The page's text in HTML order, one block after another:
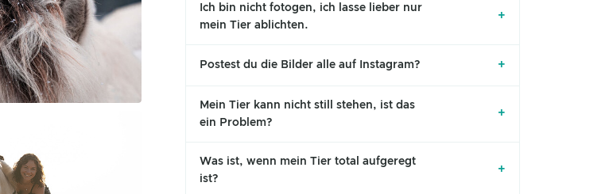
Ich bin nicht fotogen, ich lasse lieber nur
mein Tier ablichten.
+
Postest du die Bilder alle auf Instagram? +
Mein Tier kann nicht still stehen, ist das
ein Problem?
+
Was ist, wenn mein Tier total aufgeregt
ist?
+